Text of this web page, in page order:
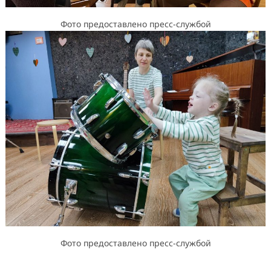
Фото предоставлено пресс-службой
Фото предоставлено пресс-службой